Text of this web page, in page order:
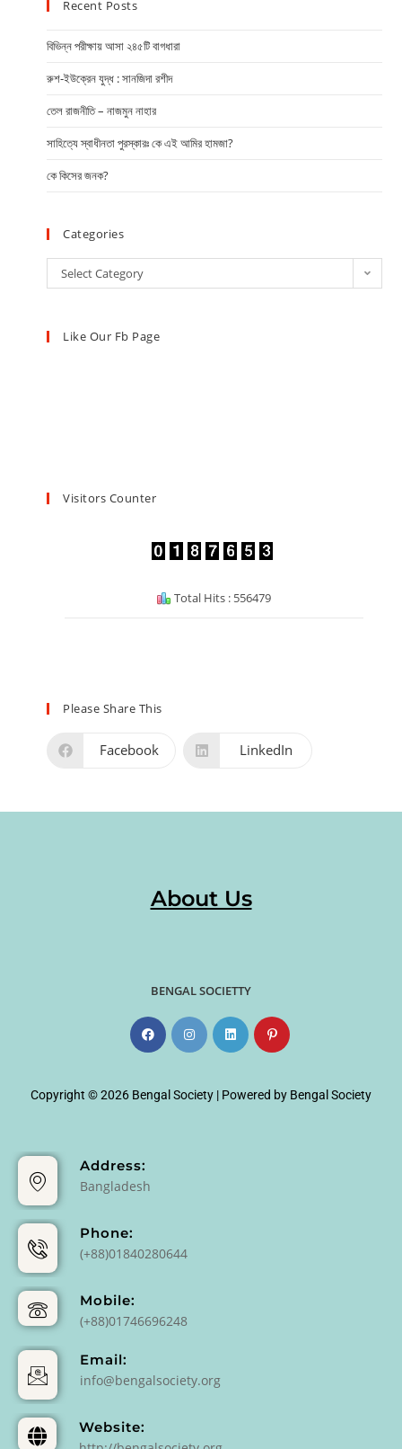
Recent Posts
বিভিন্ন পরীক্ষায় আসা ২৪৫টি বাগধারা
রুশ-ইউক্রেন যুদ্ধ : সানজিদা রশীদ
তেল রাজনীতি – নাজমুন নাহার
সাহিত্যে স্বাধীনতা পুরস্কারঃ কে এই আমির হামজা?
কে কিসের জনক?
Categories
Select Category
Like Our Fb Page
Visitors Counter
Total Hits : 556479
Please Share This
Facebook LinkedIn
About Us
BENGAL SOCIETTY
Copyright © 2026 Bengal Society | Powered by Bengal Society
Address:
Bangladesh
Phone:
(+88)01840280644
Mobile:
(+88)01746696248
Email:
info@bengalsociety.org
Website: